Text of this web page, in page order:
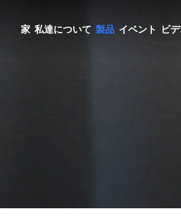
家 私達について 製品 イベント ビ